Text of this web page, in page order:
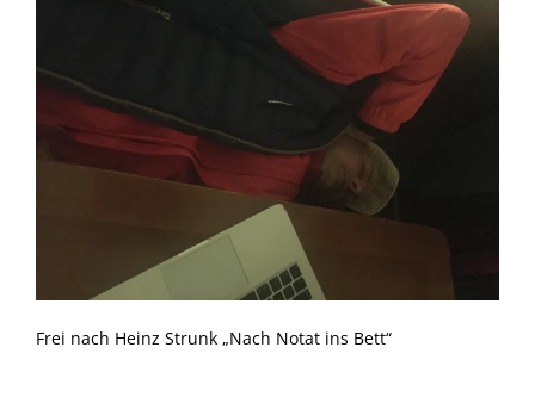
Frei nach Heinz Strunk „Nach Notat ins Bett“